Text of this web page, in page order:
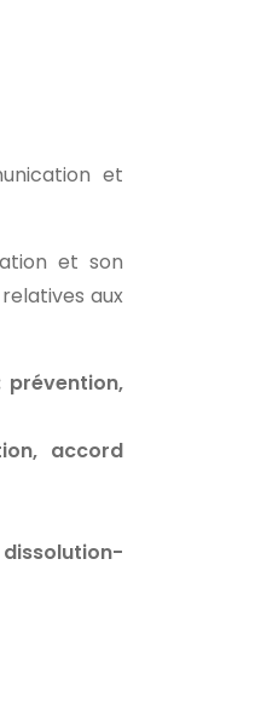
et
et son
aux
accord